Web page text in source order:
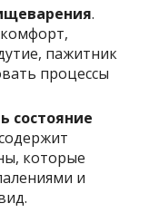
.
пажитник
процессы
состояние
которые
и